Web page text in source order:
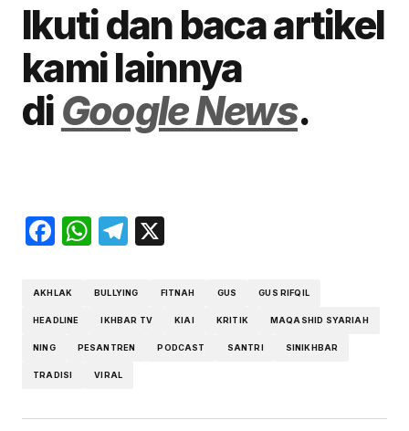
Ikuti dan baca artikel
kami lainnya
diGoogle News.
Facebook
WhatsApp
Telegram
AKHLAK BULLYING FITNAH GUS GUS RIFQIL
HEADLINE IKHBAR TV KIAI KRITIK MAQASHID SYARIAH
NING PESANTREN PODCAST SANTRI SINIKHBAR
TRADISI VIRAL